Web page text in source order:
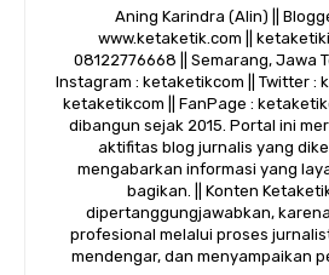
Aning Karindra (Alin) ||
www.ketaketik.com ||
08122776668 || Semarang, Jawa
Instagram : ketaketikcom || Twitter :
ketaketikcom || FanPage :
dibangun sejak 2015. Portal ini
aktifitas blog jurnalis yang
mengabarkan informasi yang
bagikan. || Konten
dipertanggungjawabkan,
profesional melalui proses
mendengar, dan menyampaikan